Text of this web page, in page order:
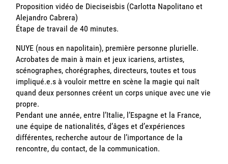
Proposition vidéo de Dieciseisbis (Carlotta Napolitano et
Alejandro Cabrera)
Étape de travail de 40 minutes.
NUYE (nous en napolitain), première personne plurielle.
Acrobates de main à main et jeux icariens, artistes,
scénographes, chorégraphes, directeurs, toutes et tous
impliqué.e.s à vouloir mettre en scène la magie qui naît
quand deux personnes créent un corps unique avec une vie
propre.
Pendant une année, entre l’Italie, l’Espagne et la France,
une équipe de nationalités, d’âges et d’expériences
différentes, recherche autour de l’importance de la
rencontre, du contact, de la communication.